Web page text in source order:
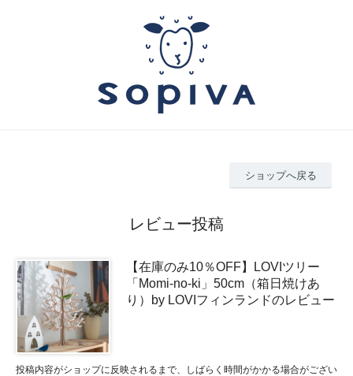
ショップへ戻る
レビュー投稿
【在庫のみ10％OFF】LOVIツリー
「Momi-no-ki」50cm（箱日焼けあ
り）by LOVIフィンランドのレビュー
投稿内容がショップに反映されるまで、しばらく時間がかかる場合がござい